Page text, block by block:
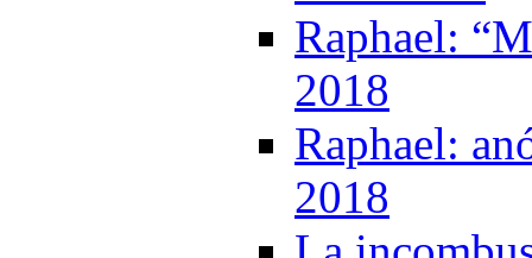
Raphael:
2018
Raphael:
2018